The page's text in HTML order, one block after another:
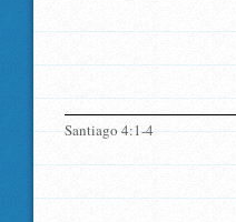
Santiago 4:1-4